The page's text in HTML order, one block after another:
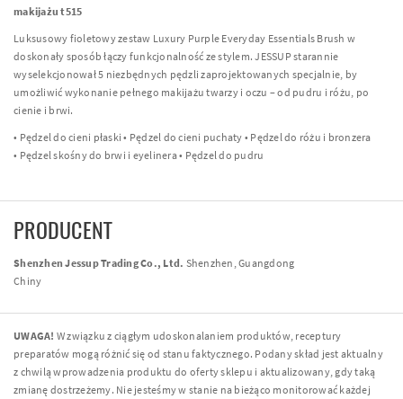
makijażu t515
Luksusowy fioletowy zestaw Luxury Purple Everyday Essentials Brush w
doskonały sposób łączy funkcjonalność ze stylem. JESSUP starannie
wyselekcjonował 5 niezbędnych pędzli zaprojektowanych specjalnie, by
umożliwić wykonanie pełnego makijażu twarzy i oczu – od pudru i różu, po
cienie i brwi.
• Pędzel do cieni płaski • Pędzel do cieni puchaty • Pędzel do różu i bronzera
• Pędzel skośny do brwi i eyelinera • Pędzel do pudru
PRODUCENT
Shenzhen Jessup Trading Co., Ltd. Shenzhen, Guangdong
Chiny
UWAGA! W związku z ciągłym udoskonalaniem produktów, receptury
preparatów mogą różnić się od stanu faktycznego. Podany skład jest aktualny
z chwilą wprowadzenia produktu do oferty sklepu i aktualizowany, gdy taką
zmianę dostrzeżemy. Nie jesteśmy w stanie na bieżąco monitorować każdej